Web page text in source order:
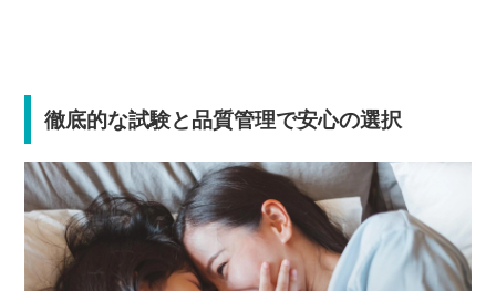
徹底的な試験と品質管理で安心の選択